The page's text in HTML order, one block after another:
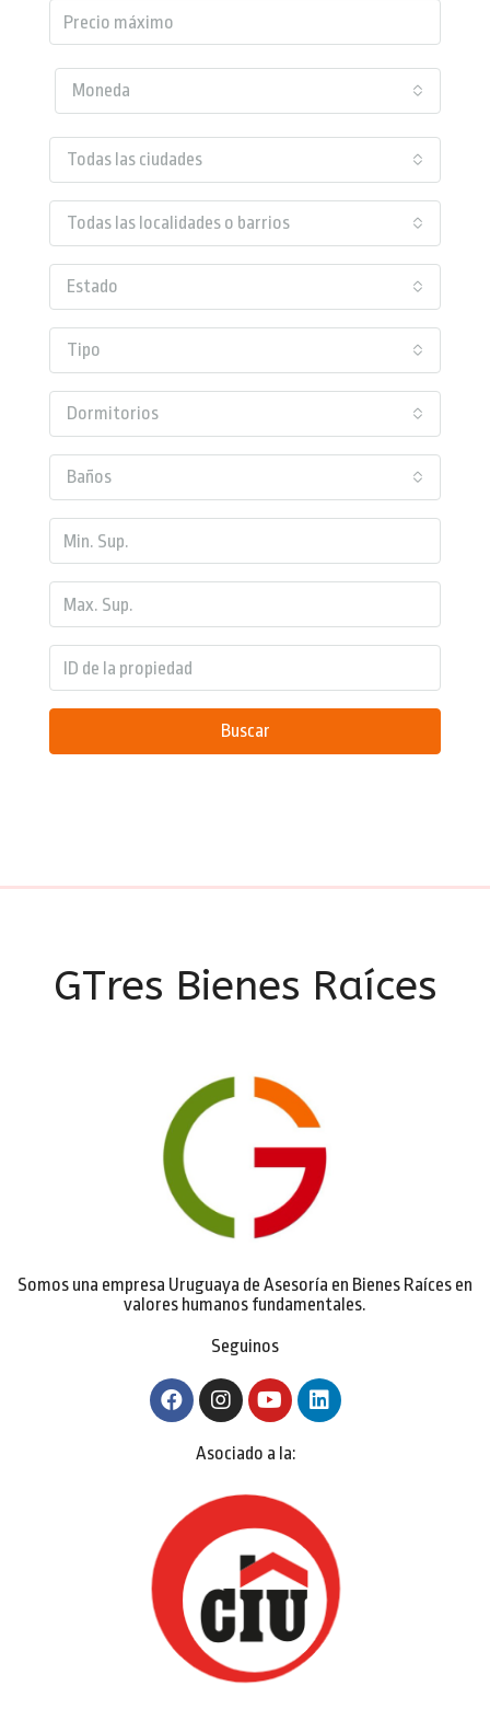
Moneda
Todas las ciudades
Todas las localidades o barrios
Estado
Tipo
Dormitorios
Baños
Buscar
GTres Bienes Raíces
Somos una empresa Uruguaya de Asesoría en Bienes Raíces en
valores humanos fundamentales.
Seguinos
Asociado a la: